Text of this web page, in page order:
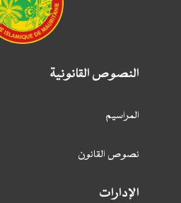
النصوص القانونية
المراسيم
نصوص القانون
الإدارات